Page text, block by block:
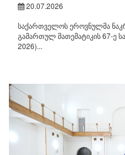
20.07.2026
საქართველოს ეროვნულმა
გამართულ მათემატიკის 67-ე
2026)...